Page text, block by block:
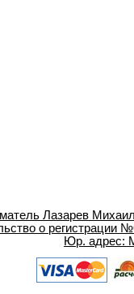
Лазарев
о регистрации
Юр. адрес: